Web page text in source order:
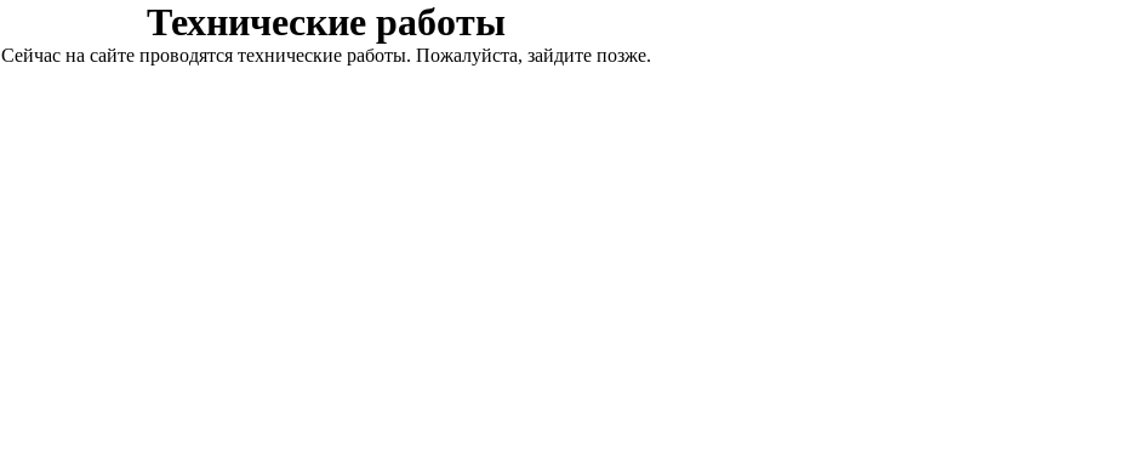
Технические работы
Сейчас на сайте проводятся технические работы. Пожалуйста, зайдите позже.